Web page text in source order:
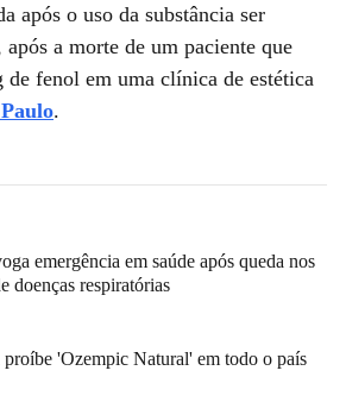
após o uso da substância ser
após a morte de um paciente que
fenol em uma clínica de estética
.
emergência em saúde após queda nos
doenças respiratórias
'Ozempic Natural' em todo o país